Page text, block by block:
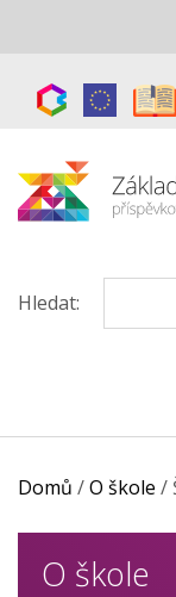
Hledat:
Domů /O škole /
O škole